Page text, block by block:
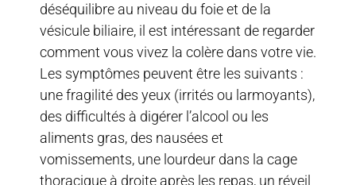
déséquilibre au niveau du foie et de la
vésicule biliaire, il est intéressant de regarder
comment vous vivez la colère dans votre vie.
Les symptômes peuvent être les suivants :
une fragilité des yeux (irrités ou larmoyants),
des difficultés à digérer l’alcool ou les
aliments gras, des nausées et
vomissements, une lourdeur dans la cage
thoracique à droite après les repas, un réveil